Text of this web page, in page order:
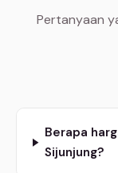
Pertanyaan
Berapa
Sijunjung?